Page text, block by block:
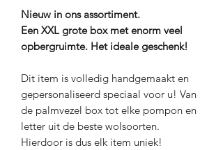
Nieuw in ons assortiment.
Een XXL grote box met enorm veel
opbergruimte. Het ideale geschenk!
Dit item is volledig handgemaakt en
gepersonaliseerd speciaal voor u! Van
de palmvezel box tot elke pompon en
letter uit de beste wolsoorten.
Hierdoor is dus elk item uniek!